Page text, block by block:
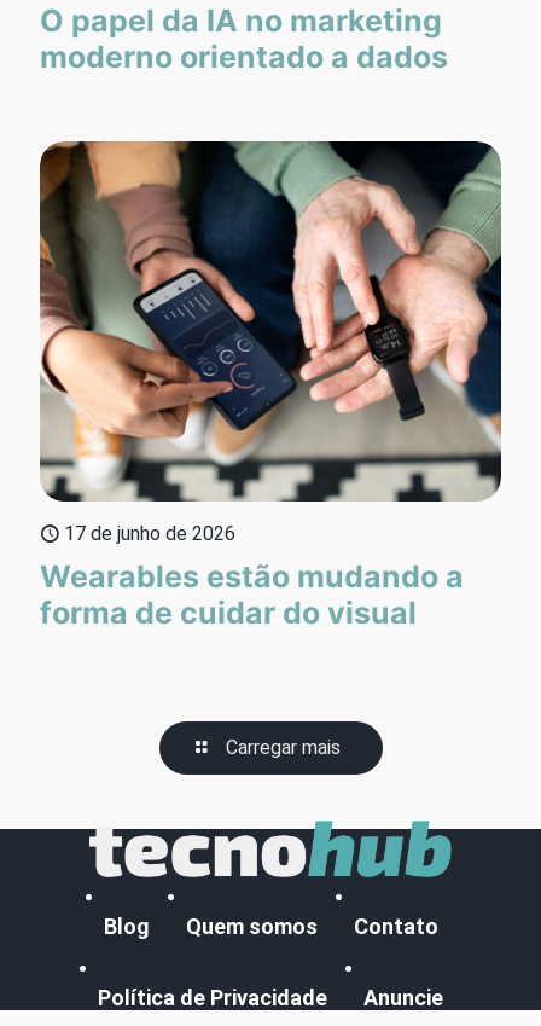
O papel da IA no marketing
moderno orientado a dados
17 de junho de 2026
Wearables estão mudando a
forma de cuidar do visual
Carregar mais
Blog Quem somos Contato
Política de Privacidade Anuncie